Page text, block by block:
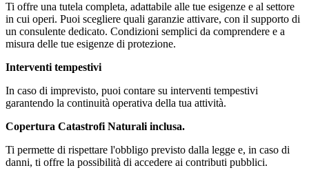
Ti offre una tutela completa, adattabile alle tue esigenze e al settore
in cui operi. Puoi scegliere quali garanzie attivare, con il supporto di
un consulente dedicato. Condizioni semplici da comprendere e a
misura delle tue esigenze di protezione.
Interventi tempestivi
In caso di imprevisto, puoi contare su interventi tempestivi
garantendo la continuità operativa della tua attività.
Copertura Catastrofi Naturali inclusa.
Ti permette di rispettare l'obbligo previsto dalla legge e, in caso di
danni, ti offre la possibilità di accedere ai contributi pubblici.